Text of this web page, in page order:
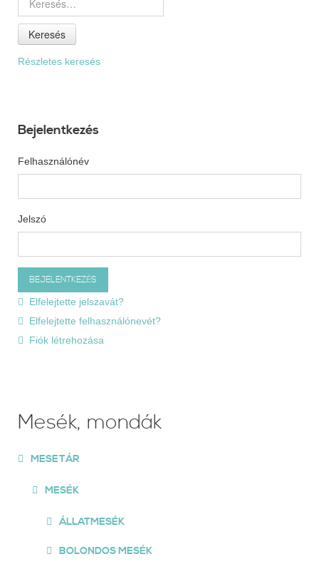
Keresés
Részletes keresés
Bejelentkezés
Felhasználónév
Jelszó
Elfelejtette jelszavát?
Elfelejtette felhasználónevét?
Fiók létrehozása
Mesék, mondák
MESETÁR
MESÉK
ÁLLATMESÉK
BOLONDOS MESÉK